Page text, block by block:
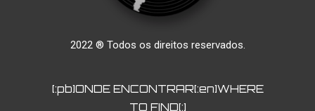
2022 ® Todos os direitos reservados.
[:pb]ONDE ENCONTRAR[:en]WHERE
TO FIND[:]